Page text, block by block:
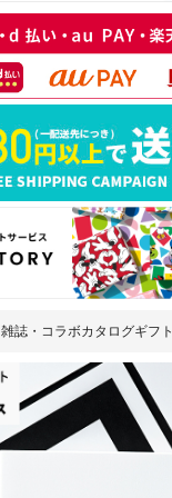
雑誌・コラボカタログギフト